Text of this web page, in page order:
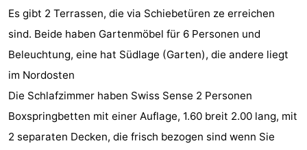
-
Spielplätze
-
Indoor-
Spielplätze
-
Bowling
Wellness-
Zentren
Dörfer
Es gibt 2 Terrassen, die via Schiebetüren ze erreichen
sind. Beide haben Gartenmöbel für 6 Personen und
Beleuchtung, eine hat Südlage (Garten), die andere liegt
im Nordosten
Die Schlafzimmer haben Swiss Sense 2 Personen
Boxspringbetten mit einer Auflage, 1.60 breit 2.00 lang, mit
2 separaten Decken, die frisch bezogen sind wenn Sie